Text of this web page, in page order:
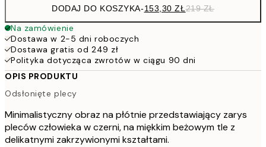
DODAJ DO KOSZYKA-153,30 ZŁ219 ZŁ
Na zamówienie
Dostawa w 2-5 dni roboczych
Dostawa gratis od 249 zł
Polityka dotycząca zwrotów w ciągu 90 dni
OPIS PRODUKTU
Odsłonięte plecy
Minimalistyczny obraz na płótnie przedstawiający zarys
pleców człowieka w czerni, na miękkim beżowym tle z
delikatnymi zakrzywionymi kształtami.